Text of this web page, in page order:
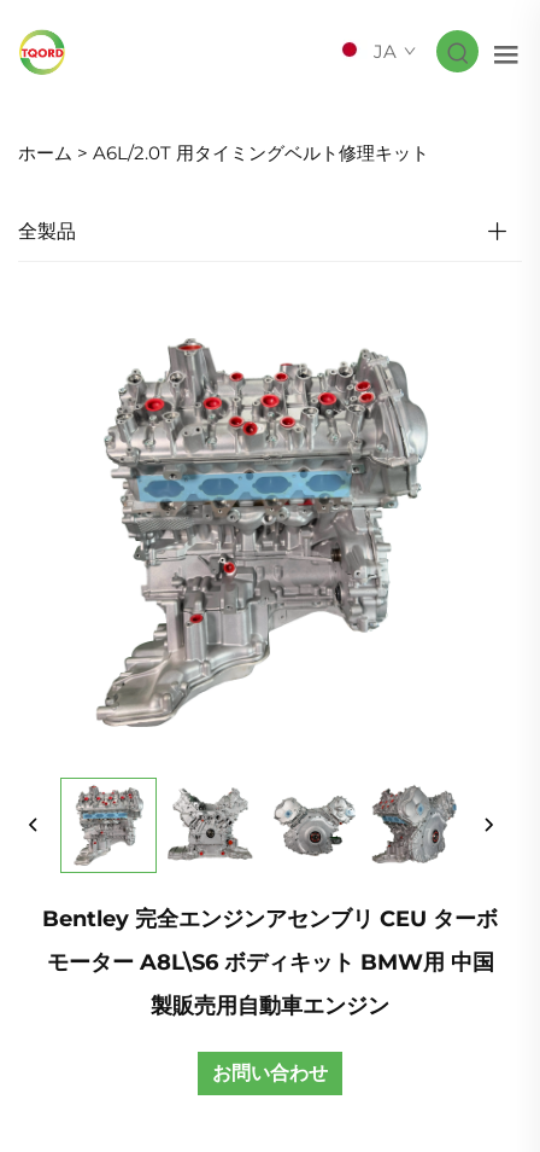
JA
ホーム > A6L/2.0T 用タイミングベルト修理キット
全製品
Bentley 完全エンジンアセンブリ CEU ターボ
モーター A8L\S6 ボディキット BMW用 中国
製販売用自動車エンジン
お問い合わせ